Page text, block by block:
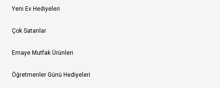
Yeni Ev Hediyeleri
Çok Satanlar
Emaye Mutfak Ürünleri
Öğretmenler Günü Hediyeleri